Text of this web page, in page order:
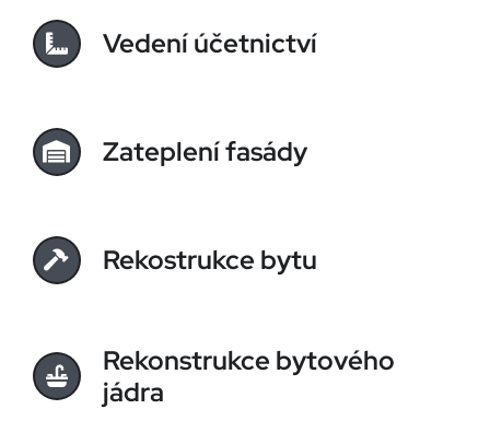
Vedení účetnictví
Zateplení fasády
Rekostrukce bytu
Rekonstrukce bytového
jádra